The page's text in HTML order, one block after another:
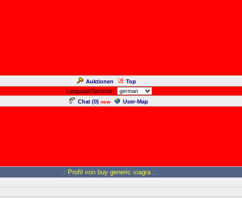
Auktionen Top
Language/Sprache:
Chat (0) new User-Map
.: Profil von buy generic viagra :.